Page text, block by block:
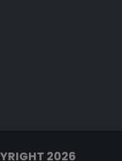
2026